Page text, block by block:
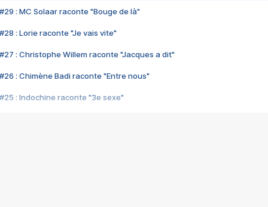
#29 : MC Solaar raconte "Bouge de là"
#28 : Lorie raconte "Je vais vite"
#27 : Christophe Willem raconte "Jacques a dit"
#26 : Chimène Badi raconte "Entre nous"
#25 : Indochine raconte "3e sexe"